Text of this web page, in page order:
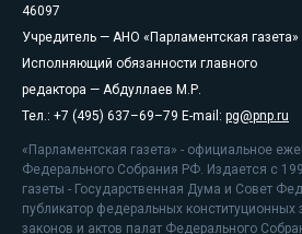
46097
Учредитель — АНО «Парламентская газета»
Исполняющий обязанности главного
редактора — Абдуллаев М.Р.
Тел.: +7 (495) 637–69–79 E-mail: pg@pnp.ru
«Парламентская газета» - официальное
Федерального Собрания РФ. Издается с
газеты - Государственная Дума и Совет
публикатор федеральных
законов и актов палат Федерального